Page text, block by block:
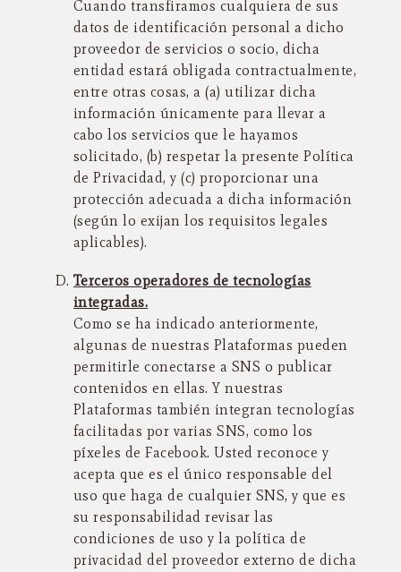
Cuando transfiramos cualquiera de sus
datos de identificación personal a dicho
proveedor de servicios o socio, dicha
entidad estará obligada contractualmente,
entre otras cosas, a (a) utilizar dicha
información únicamente para llevar a
cabo los servicios que le hayamos
solicitado, (b) respetar la presente Política
de Privacidad, y (c) proporcionar una
protección adecuada a dicha información
(según lo exijan los requisitos legales
aplicables).
Terceros operadores de tecnologías
integradas.
Como se ha indicado anteriormente,
algunas de nuestras Plataformas pueden
permitirle conectarse a SNS o publicar
contenidos en ellas. Y nuestras
Plataformas también integran tecnologías
facilitadas por varias SNS, como los
píxeles de Facebook. Usted reconoce y
acepta que es el único responsable del
uso que haga de cualquier SNS, y que es
su responsabilidad revisar las
condiciones de uso y la política de
privacidad del proveedor externo de dicha